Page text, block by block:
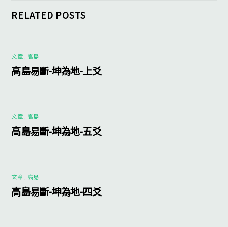
RELATED POSTS
文章 高島
高島易斷-坤為地-上爻
文章 高島
高島易斷-坤為地-五爻
文章 高島
高島易斷-坤為地-四爻